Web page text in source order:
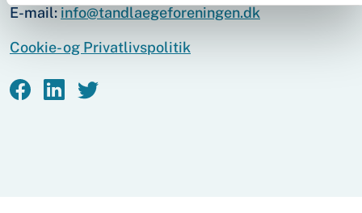
E-mail: info@tandlaegeforeningen.dk
Cookie- og Privatlivspolitik